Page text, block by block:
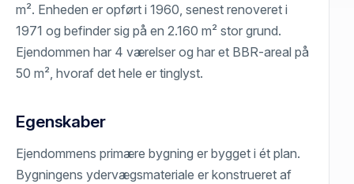
m². Enheden er opført i 1960, senest renoveret i
1971 og befinder sig på en 2.160 m² stor grund.
Ejendommen har 4 værelser og har et BBR-areal på
50 m², hvoraf det hele er tinglyst.
Egenskaber
Ejendommens primære bygning er bygget i ét plan.
Bygningens ydervægsmateriale er konstrueret af